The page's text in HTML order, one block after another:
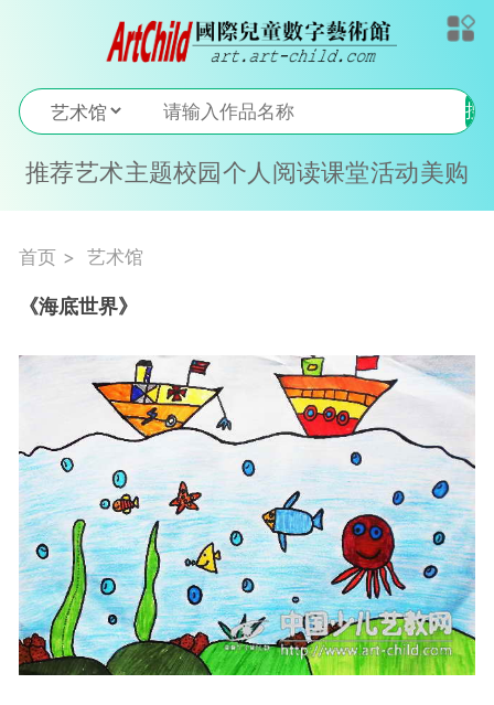
搜
推荐艺术主题校园 个人 阅读课堂活动美购
首页 艺术馆
《海底世界》